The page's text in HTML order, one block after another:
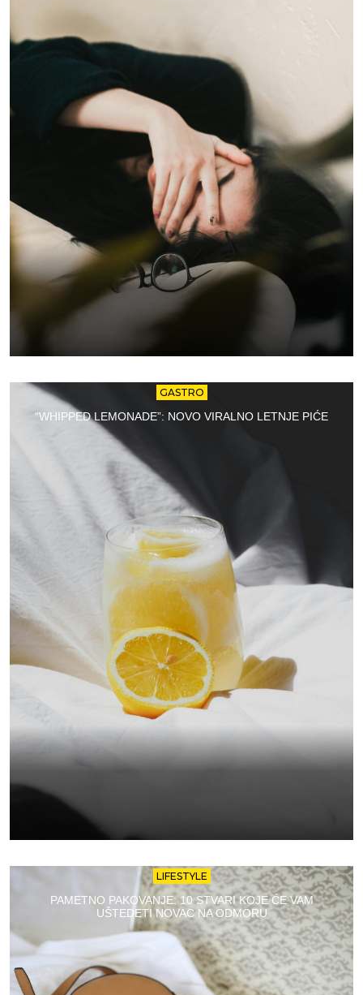
GASTRO
“WHIPPED LEMONADE”: NOVO VIRALNO LETNJE PIĆE
LIFESTYLE
PAMETNO PAKOVANJE: 10 STVARI KOJE ĆE VAM
UŠTEDETI NOVAC NA ODMORU